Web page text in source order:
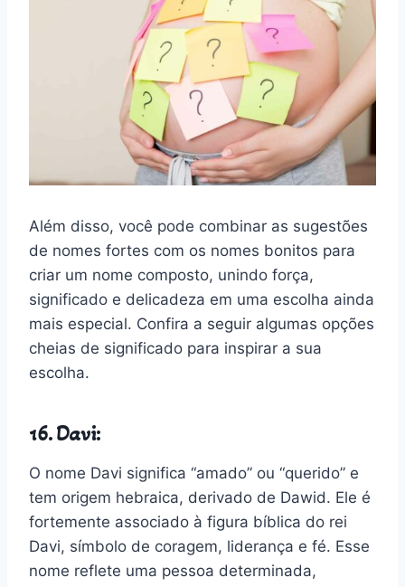
Além disso, você pode combinar as sugestões
de nomes fortes com os nomes bonitos para
criar um nome composto, unindo força,
significado e delicadeza em uma escolha ainda
mais especial. Confira a seguir algumas opções
cheias de significado para inspirar a sua
escolha.
16. Davi:
O nome Davi significa “amado” ou “querido” e
tem origem hebraica, derivado de Dawid. Ele é
fortemente associado à figura bíblica do rei
Davi, símbolo de coragem, liderança e fé. Esse
nome reflete uma pessoa determinada,